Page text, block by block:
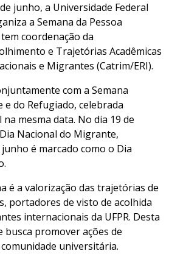
junho, a Universidade Federal
a Semana da Pessoa
coordenação da
e Trajetórias Acadêmicas
e Migrantes (Catrim/ERI).
com a Semana
do Refugiado, celebrada
mesma data. No dia 19 de
Nacional do Migrante,
é marcado como o Dia
é a valorização das trajetórias de
portadores de visto de acolhida
internacionais da UFPR. Desta
promover ações de
universitária.